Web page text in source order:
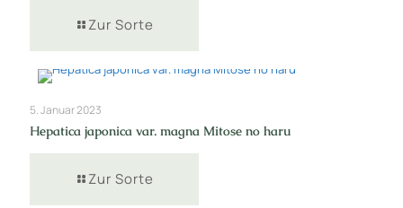
Zur Sorte
5. Januar 2023
Hepatica japonica var. magna Mitose no haru
Zur Sorte